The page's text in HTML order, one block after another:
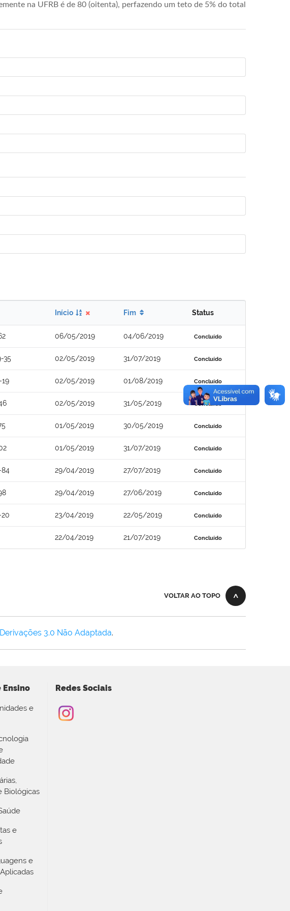
na UFRB é de 80 (oitenta), perfazendo um teto de 5% do total
Início Fim Status
06/05/2019 04/06/2019 Concluído
35 02/05/2019 31/07/2019 Concluído
02/05/2019 01/08/2019 Concluído
02/05/2019 31/05/2019 Concluído
01/05/2019 30/05/2019 Concluído
01/05/2019 31/07/2019 Concluído
84 29/04/2019 27/07/2019 Concluído
29/04/2019 27/06/2019 Concluído
23/04/2019 22/05/2019 Concluído
22/04/2019 21/07/2019 Concluído
VOLTAR AO TOPO
3.0 Não Adaptada.
Ensino
e
Biológicas
e
e
Redes Sociais